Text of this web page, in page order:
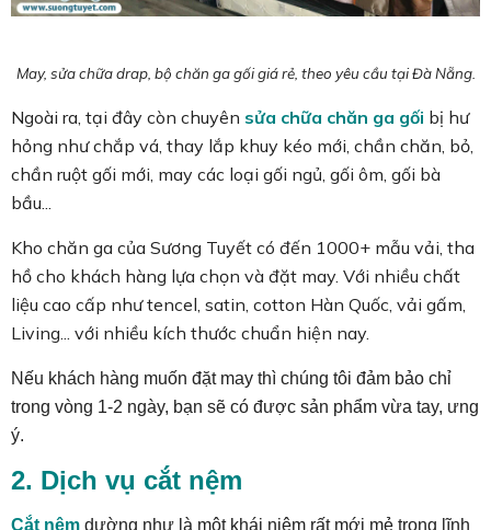
May, sửa chữa drap, bộ chăn ga gối giá rẻ, theo yêu cầu tại Đà Nẵng.
Ngoài ra, tại đây còn chuyên sửa chữa chăn ga gối bị hư
hỏng như chắp vá, thay lắp khuy kéo mới, chần chăn, bỏ,
chần ruột gối mới, may các loại gối ngủ, gối ôm, gối bà
bầu...
Kho chăn ga của Sương Tuyết có đến 1000+ mẫu vải, tha
hồ cho khách hàng lựa chọn và đặt may. Với nhiều chất
liệu cao cấp như tencel, satin, cotton Hàn Quốc, vải gấm,
Living... với nhiều kích thước chuẩn hiện nay.
Nếu khách hàng muốn đặt may thì chúng tôi đảm bảo chỉ
trong vòng 1-2 ngày, bạn sẽ có được sản phẩm vừa tay, ưng
ý.
2. Dịch vụ cắt nệm
Cắt nệm dường như là một khái niệm rất mới mẻ trong lĩnh